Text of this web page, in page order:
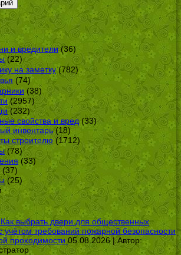
и вредители(36)
(22)
на заметку(782)
(74)
(38)
(2957)
(232)
свойства и вред(33)
инвентарь(18)
строителю(1712)
(78)
(33)
(37)
(25)
Как выбрать двери для общественных
учётом требований пожарной безопасности
проходимости 05.08.2026 | Автор: